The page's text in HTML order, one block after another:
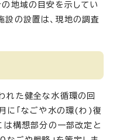
の地域の目安を示してい
設の設置は、現地の調査
れた健全な水循環の回
に「なごや水の環(わ)復
は構想部分の一部改定と